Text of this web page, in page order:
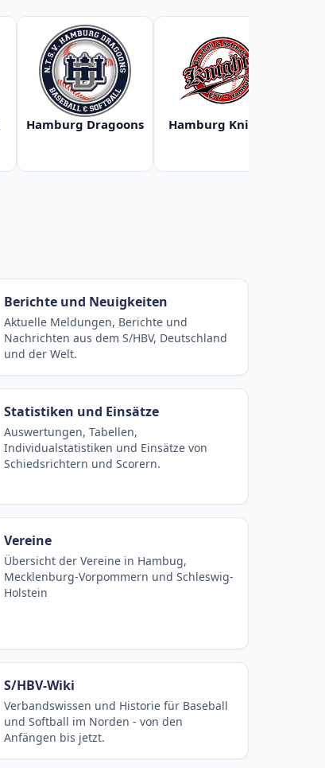
Hamburg Dragoons Hamburg Knights
Berichte und Neuigkeiten
Aktuelle Meldungen, Berichte und
Nachrichten aus dem S/HBV, Deutschland
und der Welt.
Statistiken und Einsätze
Auswertungen, Tabellen,
Individualstatistiken und Einsätze von
Schiedsrichtern und Scorern.
Vereine
Übersicht der Vereine in Hambug,
Mecklenburg-Vorpommern und Schleswig-
Holstein
S/HBV-Wiki
Verbandswissen und Historie für Baseball
und Softball im Norden - von den
Anfängen bis jetzt.